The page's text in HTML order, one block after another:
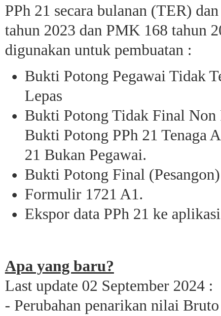
PPh 21 secara bulanan (TER)
tahun 2023 dan PMK 168 tahun
digunakan untuk pembuatan :
Bukti Potong Pegawai Tidak
Lepas
Bukti Potong Tidak Final Non
Bukti Potong PPh 21 Tenaga
21 Bukan Pegawai.
Bukti Potong Final
Formulir 1721 A1.
Ekspor data PPh 21 ke
Apa yang baru?
Last update 02 September 2024 :
- Perubahan penarikan nilai